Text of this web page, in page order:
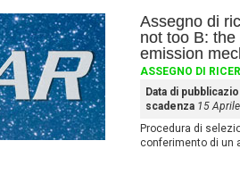
Assegno di
not too B:
emission
ASSEGNO DI
Data di
scadenza 15
Procedura di
conferimento di un